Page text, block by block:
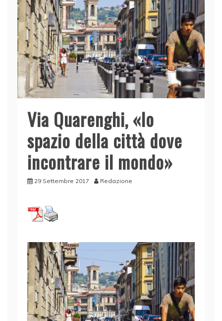
Via Quarenghi, «lo
spazio della città dove
incontrare il mondo»
29 Settembre 2017 Redazione